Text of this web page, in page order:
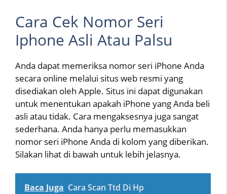
Cara Cek Nomor Seri
Iphone Asli Atau Palsu
Anda dapat memeriksa nomor seri iPhone Anda
secara online melalui situs web resmi yang
disediakan oleh Apple. Situs ini dapat digunakan
untuk menentukan apakah iPhone yang Anda beli
asli atau tidak. Cara mengaksesnya juga sangat
sederhana. Anda hanya perlu memasukkan
nomor seri iPhone Anda di kolom yang diberikan.
Silakan lihat di bawah untuk lebih jelasnya.
Baca Juga Cara Scan Ttd Di Hp